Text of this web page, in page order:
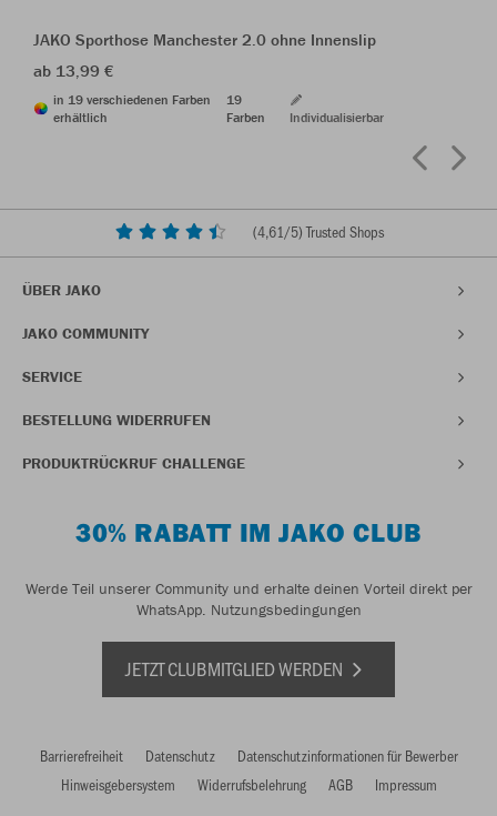
JAKO Sporthose Manchester 2.0 ohne Innenslip
ab 13,99 €
in 19 verschiedenen Farben
erhältlich
19
Farben
Individualisierbar
(4,61/5) Trusted Shops
ÜBER JAKO
JAKO COMMUNITY
SERVICE
BESTELLUNG WIDERRUFEN
PRODUKTRÜCKRUF CHALLENGE
30% RABATT IM JAKO CLUB
Werde Teil unserer Community und erhalte deinen Vorteil direkt per
WhatsApp. Nutzungsbedingungen
JETZT CLUBMITGLIED WERDEN
Barrierefreiheit Datenschutz
Datenschutzinformationen für Bewerber
Hinweisgebersystem
Widerrufsbelehrung AGB Impressum